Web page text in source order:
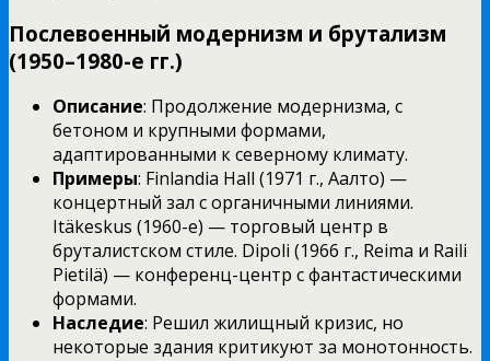
Послевоенный модернизм и брутализм
(1950–1980-е гг.)
Описание: Продолжение модернизма, с
бетоном и крупными формами,
адаптированными к северному климату.
Примеры: Finlandia Hall (1971 г., Аалто) —
концертный зал с органичными линиями.
Itäkeskus (1960-е) — торговый центр в
бруталистском стиле. Dipoli (1966 г., Reima и Raili
Pietilä) — конференц-центр с фантастическими
формами.
Наследие: Решил жилищный кризис, но
некоторые здания критикуют за монотонность.